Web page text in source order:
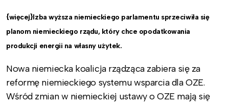
{więcej}Izba wyższa niemieckiego parlamentu sprzeciwiła się
planom niemieckiego rządu, który chce opodatkowania
produkcji energii na własny użytek.
Nowa niemiecka koalicja rządząca zabiera się za
reformę niemieckiego systemu wsparcia dla OZE.
Wśród zmian w niemieckiej ustawy o OZE mają się